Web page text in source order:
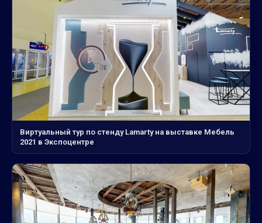
Виртуальный тур по стенду Lamarty на выставке Мебель
2021 в Экспоцентре